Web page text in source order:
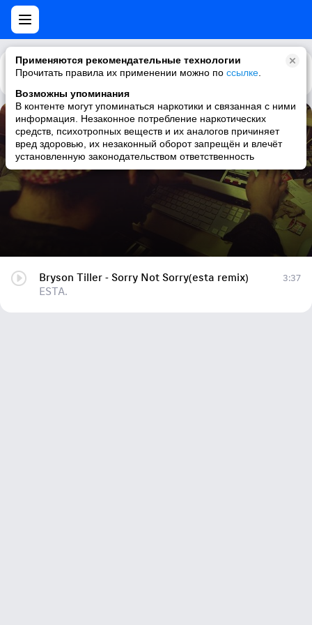
Применяются рекомендательные технологии
Прочитать правила их применении можно по ссылке
Возможны упоминания
В контенте могут упоминаться наркотики и связанная с ними
информация. Незаконное потребление наркотических
средств, психотропных веществ и их аналогов причиняет
вред здоровью, их незаконный оборот запрещён и влечёт
установленную законодательством ответственность
Каталог Рекомендации
Bryson Tiller - Sorry Not Sorry(esta remix)
ESTA.
Bryson Tiller - Sorry Not Sorry(esta remix)
ESTA.
3:37